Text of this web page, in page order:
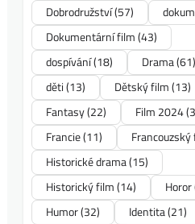
Dobrodružství(57)
Dokumentární film(43)
dospívání(18) Drama(61)
děti(13) Dětský film(13)
Fantasy(22) Film 2024
Francie(11)
Historické drama(15)
Historický film(14) Horor
Humor(32) Identita(21)